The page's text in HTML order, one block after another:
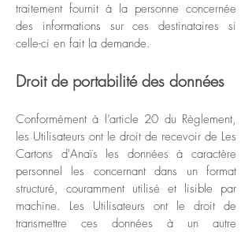
traitement fournit à la personne concernée
des informations sur ces destinataires si
celle-ci en fait la demande.
Droit de portabilité des données
Conformément à l’article 20 du Règlement,
les Utilisateurs ont le droit de recevoir de Les
Cartons d'Anaïs les données à caractère
personnel les concernant dans un format
structuré, couramment utilisé et lisible par
machine. Les Utilisateurs ont le droit de
transmettre ces données à un autre